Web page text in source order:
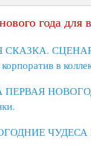
года для
СКАЗКА.
в